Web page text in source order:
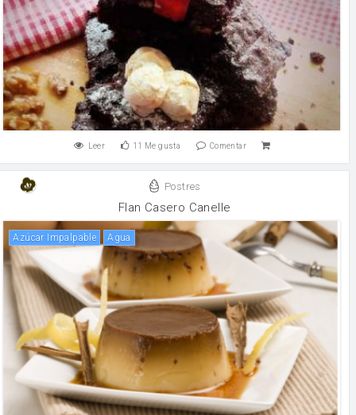
Leer 11 Me gusta Comentar
Postres
Flan Casero Canelle
Azúcar Impalpable agua